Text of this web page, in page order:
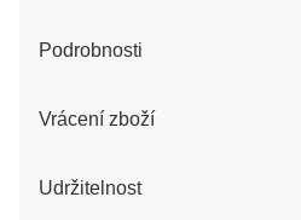
Podrobnosti
Vrácení zboží
Udržitelnost